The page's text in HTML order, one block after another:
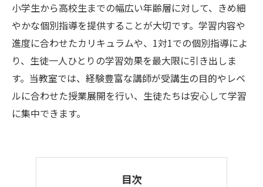
小学生から高校生までの幅広い年齢層に対して、きめ細
やかな個別指導を提供することが大切です。学習内容や
進度に合わせたカリキュラムや、1対1での個別指導によ
り、生徒一人ひとりの学習効果を最大限に引き出しま
す。当教室では、経験豊富な講師が受講生の目的やレベ
ルに合わせた授業展開を行い、生徒たちは安心して学習
に集中できます。
目次